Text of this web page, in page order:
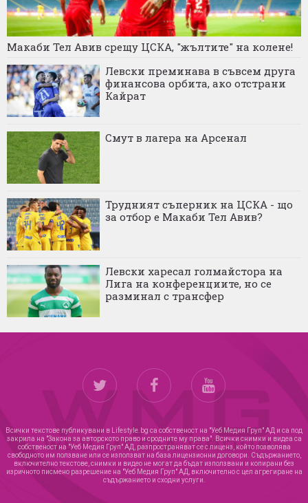
Макаби Тел Авив срещу ЦСКА, "жълтите" на колене!
Левски преминава в съвсем друга
финансова орбита, ако отстрани
Кайрат
Смут в лагера на Арсенал
Трудният съперник на ЦСКА - що
за отбор е Макаби Тел Авив?
Левски харесал голмайстора на
Лига на конференциите, но се
разминал с трансфер
Всички текстове публикувани в Lifestyle.bg са собственост на "Уеб Медия Груп" АД и са под
закрила на "Закона за авторското право и сродните му права". Всички снимки и видеа са
собственост на "Уеб Медия Груп" АД, разпространяват се с лиценз, който позволява
свободното им ползване или се използват на база лицензионни договори. Съдържанието,
включително текстове, снимки и видео не могат да бъдат използвани и копирани без
изричното писмено разрешение на "Уеб Медия Груп" АД, включително с цел агрегиране на
съдържанието и сходни услуги.